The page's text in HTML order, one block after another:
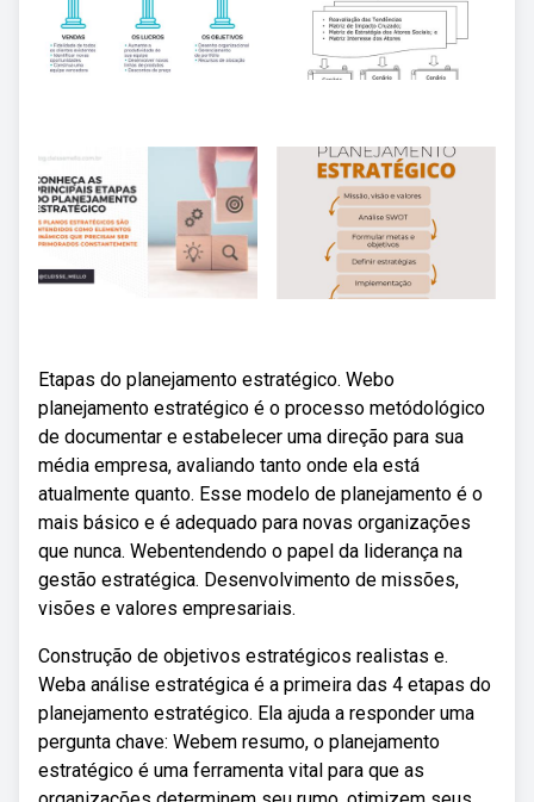
Etapas do planejamento estratégico. Webo
planejamento estratégico é o processo metódológico
de documentar e estabelecer uma direção para sua
média empresa, avaliando tanto onde ela está
atualmente quanto. Esse modelo de planejamento é o
mais básico e é adequado para novas organizações
que nunca. Webentendendo o papel da liderança na
gestão estratégica. Desenvolvimento de missões,
visões e valores empresariais.
Construção de objetivos estratégicos realistas e.
Weba análise estratégica é a primeira das 4 etapas do
planejamento estratégico. Ela ajuda a responder uma
pergunta chave: Webem resumo, o planejamento
estratégico é uma ferramenta vital para que as